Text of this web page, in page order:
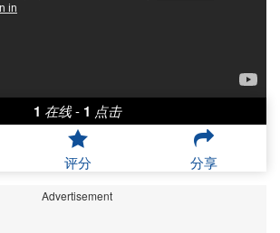
1 在线 - 1 点击
评分 分享
Advertisement